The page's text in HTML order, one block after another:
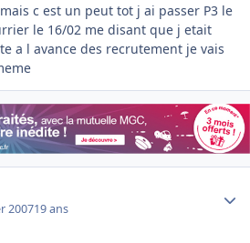
c est un peut tot j ai passer P3 le
le 16/02 me disant que j etait
a l avance des recrutement je vais
200719 ans